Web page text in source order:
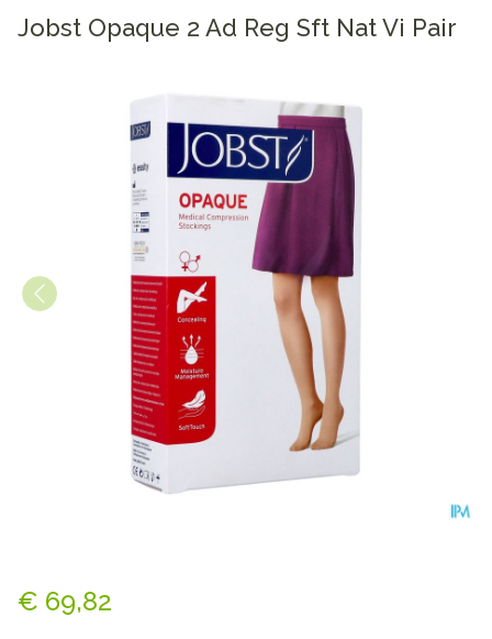
Jobst Opaque 2 Ad Reg Sft Nat Vi Pair
€ 69,82